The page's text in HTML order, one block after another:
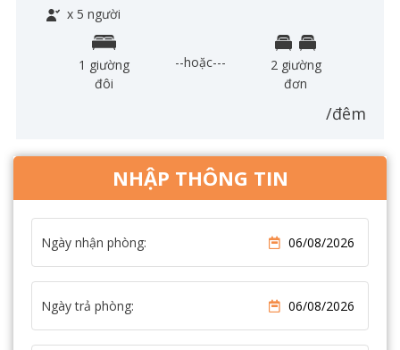
x 5 người
1 giường
đôi
--hoặc---
2 giường
đơn
/đêm
NHẬP THÔNG TIN
Ngày nhận phòng:
Ngày trả phòng: